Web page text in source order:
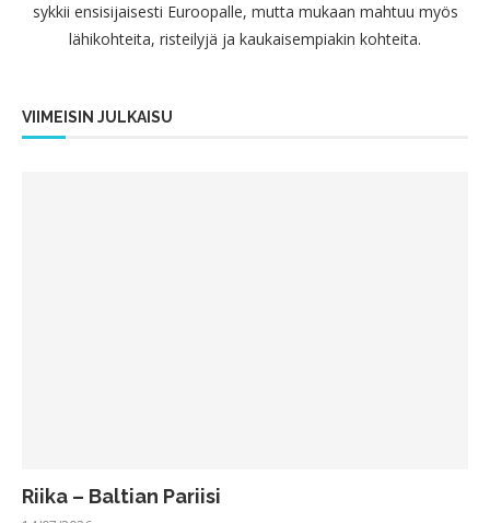
sykkii ensisijaisesti Euroopalle, mutta mukaan mahtuu myös
lähikohteita, risteilyjä ja kaukaisempiakin kohteita.
VIIMEISIN JULKAISU
Riika – Baltian Pariisi